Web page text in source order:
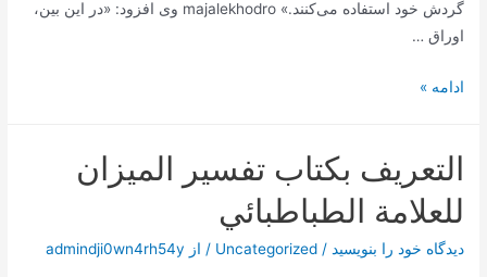
گردش خود استفاده می‌کنند.» majalekhodro وی افزود: «در این بین،
اوراق …
تامین
هزار
میلیارد
ریالی
یک
ادامه »
التعريف بكتاب تفسير الميزان
للعلامة الطباطبائي
دیدگاه‌ خود را بنویسید /
Uncategorized / از admindji0wn4rh54y